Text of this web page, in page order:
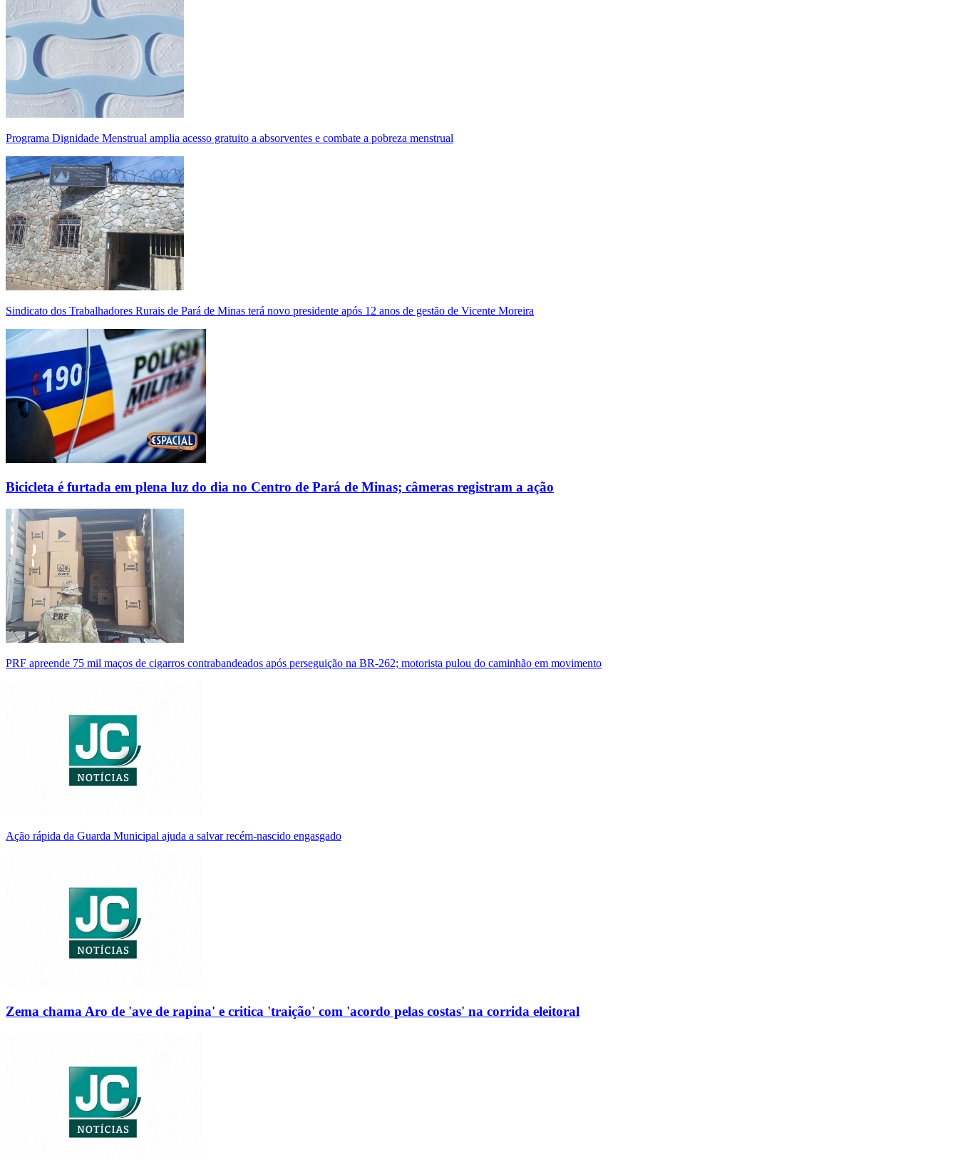
Programa Dignidade Menstrual amplia acesso gratuito a absorventes e combate a pobreza menstrual
Sindicato dos Trabalhadores Rurais de Pará de Minas terá novo presidente após 12 anos de gestão de Vicente Moreira
Bicicleta é furtada em plena luz do dia no Centro de Pará de Minas; câmeras registram a ação
PRF apreende 75 mil maços de cigarros contrabandeados após perseguição na BR-262; motorista pulou do caminhão em movimento
Ação rápida da Guarda Municipal ajuda a salvar recém-nascido engasgado
Zema chama Aro de 'ave de rapina' e critica 'traição' com 'acordo pelas costas' na corrida eleitoral